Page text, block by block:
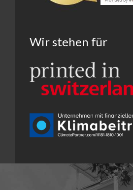
Wir stehen für